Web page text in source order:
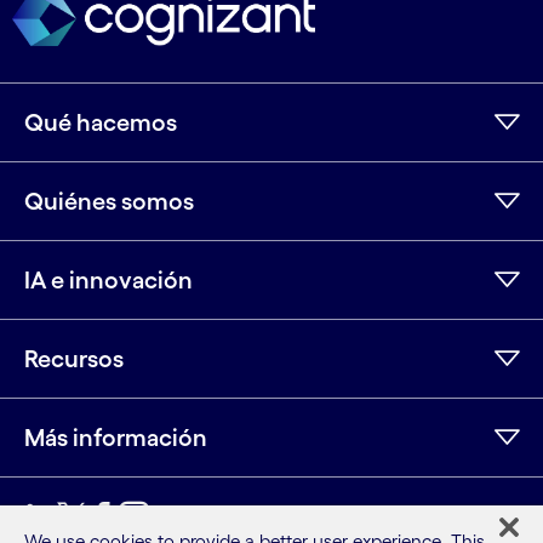
Qué hacemos
Quiénes somos
IA e innovación
Recursos
Más información